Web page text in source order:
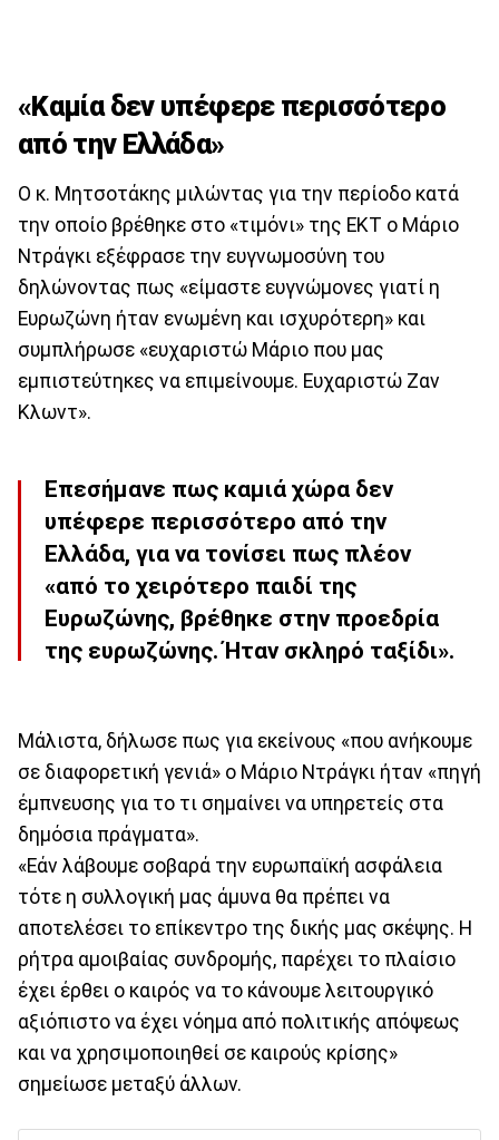
«Καμία δεν υπέφερε περισσότερο
από την Ελλάδα»
Ο κ. Μητσοτάκης μιλώντας για την περίοδο κατά
την οποίο βρέθηκε στο «τιμόνι» της ΕΚΤ ο Μάριο
Ντράγκι εξέφρασε την ευγνωμοσύνη του
δηλώνοντας πως «είμαστε ευγνώμονες γιατί η
Ευρωζώνη ήταν ενωμένη και ισχυρότερη» και
συμπλήρωσε «ευχαριστώ Μάριο που μας
εμπιστεύτηκες να επιμείνουμε. Ευχαριστώ Ζαν
Κλωντ».
Επεσήμανε πως καμιά χώρα δεν
υπέφερε περισσότερο από την
Ελλάδα, για να τονίσει πως πλέον
«από το χειρότερο παιδί της
Ευρωζώνης, βρέθηκε στην προεδρία
της ευρωζώνης. Ήταν σκληρό ταξίδι».
Μάλιστα, δήλωσε πως για εκείνους «που ανήκουμε
σε διαφορετική γενιά» ο Μάριο Ντράγκι ήταν «πηγή
έμπνευσης για το τι σημαίνει να υπηρετείς στα
δημόσια πράγματα».
«Εάν λάβουμε σοβαρά την ευρωπαϊκή ασφάλεια
τότε η συλλογική μας άμυνα θα πρέπει να
αποτελέσει το επίκεντρο της δικής μας σκέψης. Η
ρήτρα αμοιβαίας συνδρομής, παρέχει το πλαίσιο
έχει έρθει ο καιρός να το κάνουμε λειτουργικό
αξιόπιστο να έχει νόημα από πολιτικής απόψεως
και να χρησιμοποιηθεί σε καιρούς κρίσης»
σημείωσε μεταξύ άλλων.